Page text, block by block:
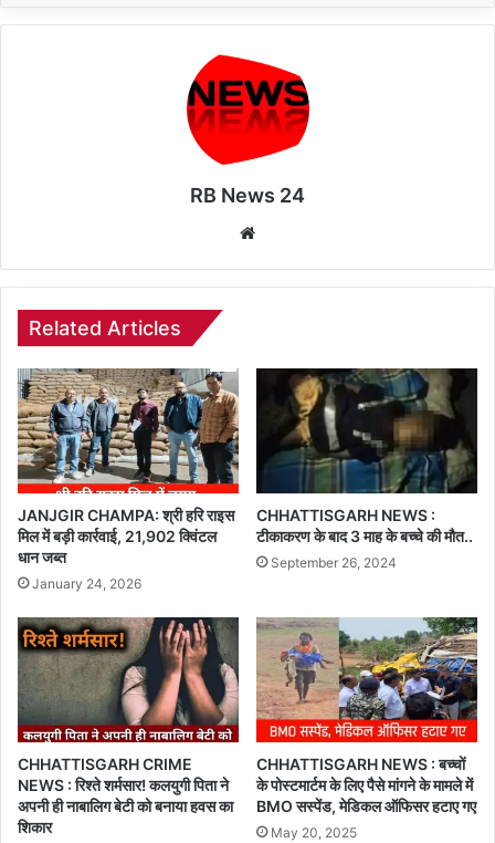
RB News 24
Related Articles
JANJGIR CHAMPA: श्री हरि राइस
मिल में बड़ी कार्रवाई, 21,902 क्विंटल
धान जब्त
January 24, 2026
CHHATTISGARH NEWS :
टीकाकरण के बाद 3 माह के बच्चे की मौत..
September 26, 2024
CHHATTISGARH CRIME
NEWS : रिश्ते शर्मसार! कलयुगी पिता ने
अपनी ही नाबालिग बेटी को बनाया हवस का
शिकार
CHHATTISGARH NEWS : बच्चों
के पोस्टमार्टम के लिए पैसे मांगने के मामले में
BMO सस्पेंड, मेडिकल ऑफिसर हटाए गए
May 20, 2025